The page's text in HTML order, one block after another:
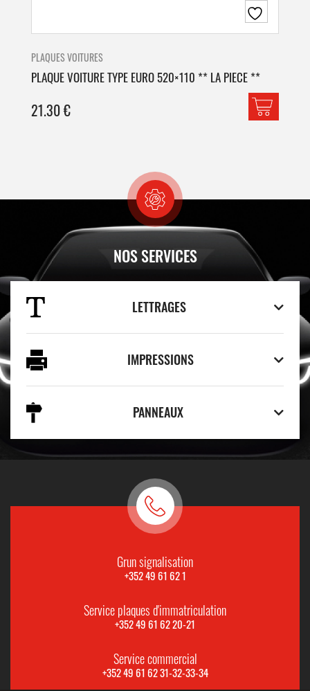
PLAQUES VOITURES
PLAQUE VOITURE TYPE EURO 520×110 ** LA PIECE **
21.30€
NOS SERVICES
LETTRAGES
IMPRESSIONS
PANNEAUX
Grun signalisation
+352 49 61 62 1
Service plaques d'immatriculation
+352 49 61 62 20-21
Service commercial
+352 49 61 62 31-32-33-34